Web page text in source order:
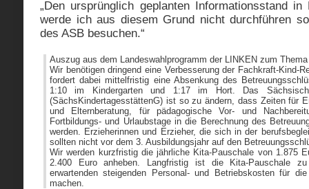
„Den ursprünglich geplanten Informationsstand
werde ich aus diesem Grund nicht durchführen
des ASB besuchen.“
Auszug aus dem Landeswahlprogramm der LINKEN zum
Wir benötigen dringend eine Verbesserung der Fachkraft-Kind-
fordert dabei mittelfristig eine Absenkung des
1:10 im Kindergarten und 1:17 im Hort. Das Sächsische
(SächsKindertagesstättenG) ist so zu ändern, dass Zeiten für
und Elternberatung, für pädagogische Vor- und
Fortbildungs- und Urlaubstage in die Berechnung des
werden. Erzieherinnen und Erzieher, die sich in der
sollten nicht vor dem 3. Ausbildungsjahr auf den
Wir werden kurzfristig die jährliche Kita-Pauschale von 1.875
2.400 Euro anheben. Langfristig ist die Kita-Pauschale
erwartenden steigenden Personal- und Betriebskosten für
machen.